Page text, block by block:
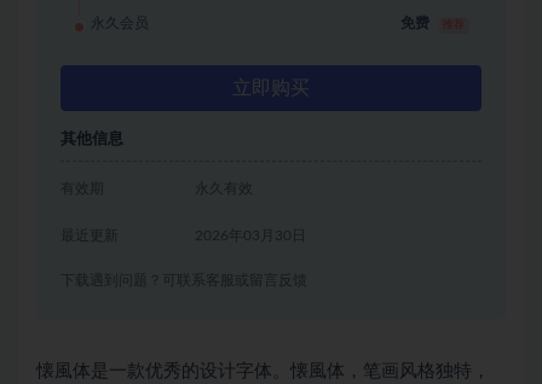
永久会员 免费
立即购买
其他信息
有效期 永久有效
2026年03月30日
下载遇到问题？可联系客服或留言反馈
懐風体是一款优秀的设计字体。懐風体，笔画风格独特，